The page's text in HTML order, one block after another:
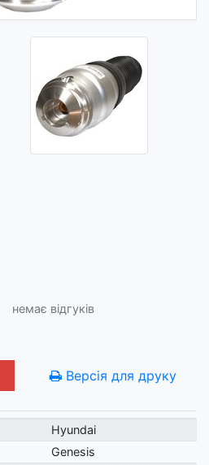
немає відгуків
Версія для друку
Hyundai
Genesis